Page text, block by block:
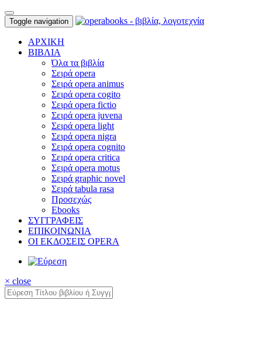
Toggle navigation
ΑΡΧΙΚΗ
ΒΙΒΛΙΑ
Όλα τα βιβλία
Σειρά opera
Σειρά opera animus
Σειρά opera cogito
Σειρά opera fictio
Σειρά opera juvena
Σειρά opera light
Σειρά opera nigra
Σειρά opera cognito
Σειρά opera critica
Σειρά opera motus
Σειρά graphic novel
Σειρά tabula rasa
Προσεχώς
Ebooks
ΣΥΓΓΡΑΦΕΙΣ
ΕΠΙΚΟΙΝΩΝΙΑ
ΟΙ ΕΚΔΟΣΕΙΣ OPERA
× close